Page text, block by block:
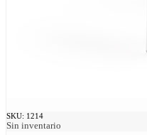
SKU: 1214
Sin inventario